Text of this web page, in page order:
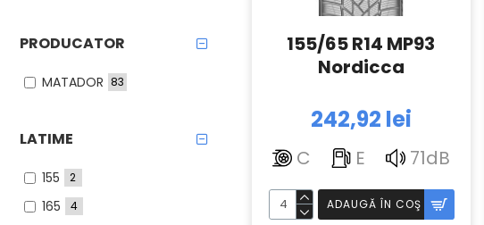
LATIME
155 2
165 4
PRODUCATOR
MATADOR 83
155/65 R14 MP93
Nordicca
242,92 lei
C E 71dB
ADAUGĂ ÎN COŞ